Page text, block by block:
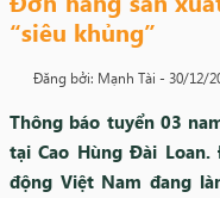
“siêu khủng”
Đăng bởi: Mạnh Tài - 30/12/
Thông báo tuyển 03
tại Cao Hùng Đài
động Việt Nam đang